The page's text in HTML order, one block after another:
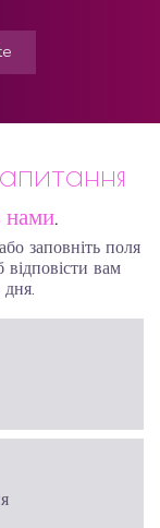
нами.
заповніть поля
вам